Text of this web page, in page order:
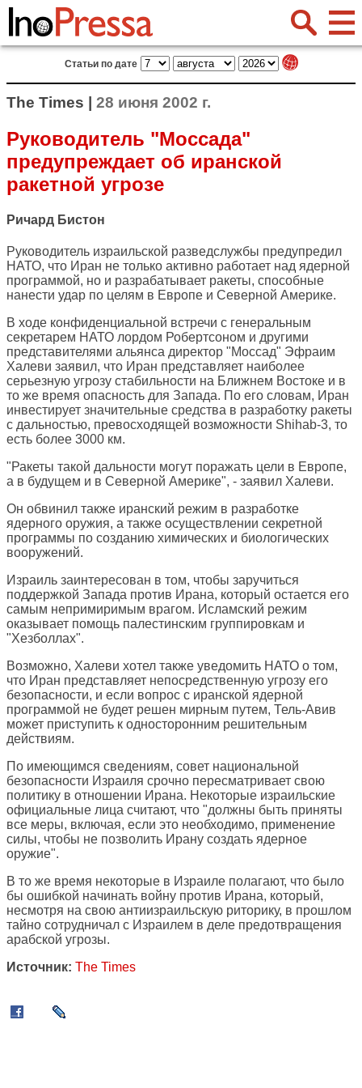
Статьи по дате
The Times | 28 июня 2002 г.
Руководитель "Моссада"
предупреждает об иранской
ракетной угрозе
Ричард Бистон
Руководитель израильской разведслужбы предупредил
НАТО, что Иран не только активно работает над ядерной
программой, но и разрабатывает ракеты, способные
нанести удар по целям в Европе и Северной Америке.
В ходе конфиденциальной встречи с генеральным
секретарем НАТО лордом Робертсоном и другими
представителями альянса директор "Моссад" Эфраим
Халеви заявил, что Иран представляет наиболее
серьезную угрозу стабильности на Ближнем Востоке и в
то же время опасность для Запада. По его словам, Иран
инвестирует значительные средства в разработку ракеты
с дальностью, превосходящей возможности Shihab-3, то
есть более 3000 км.
"Ракеты такой дальности могут поражать цели в Европе,
а в будущем и в Северной Америке", - заявил Халеви.
Он обвинил также иранский режим в разработке
ядерного оружия, а также осуществлении секретной
программы по созданию химических и биологических
вооружений.
Израиль заинтересован в том, чтобы заручиться
поддержкой Запада против Ирана, который остается его
самым непримиримым врагом. Исламский режим
оказывает помощь палестинским группировкам и
"Хезболлах".
Возможно, Халеви хотел также уведомить НАТО о том,
что Иран представляет непосредственную угрозу его
безопасности, и если вопрос с иранской ядерной
программой не будет решен мирным путем, Тель-Авив
может приступить к односторонним решительным
действиям.
По имеющимся сведениям, совет национальной
безопасности Израиля срочно пересматривает свою
политику в отношении Ирана. Некоторые израильские
официальные лица считают, что "должны быть приняты
все меры, включая, если это необходимо, применение
силы, чтобы не позволить Ирану создать ядерное
оружие".
В то же время некоторые в Израиле полагают, что было
бы ошибкой начинать войну против Ирана, который,
несмотря на свою антиизраильскую риторику, в прошлом
тайно сотрудничал с Израилем в деле предотвращения
арабской угрозы.
Источник: The Times